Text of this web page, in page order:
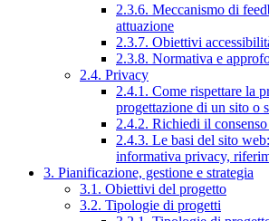
2.3.6. Meccanismo di
attuazione
2.3.7. Obiettivi
2.3.8. Normativa e
2.4. Privacy
2.4.1. Come rispettare la
progettazione di un sito o
2.4.2. Richiedi il
2.4.3. Le basi del sito
informativa privacy,
3. Pianificazione, gestione e strategia
3.1. Obiettivi del progetto
3.2. Tipologie di progetti